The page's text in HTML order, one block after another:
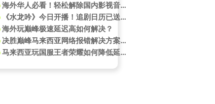
海外华人必看！轻松解除国内影视音乐平台地区限制全攻略
《水龙吟》今日开播！追剧日历已送达，海外华人如何解锁观看限制？
海外玩巅峰极速延迟高如何解决？
决胜巅峰马来西亚网络报错解决方案：畅享无延迟游戏体验
马来西亚玩国服王者荣耀如何降低延迟？